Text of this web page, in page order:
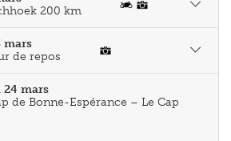
mars
de Bonne-Espérance – Le Cap